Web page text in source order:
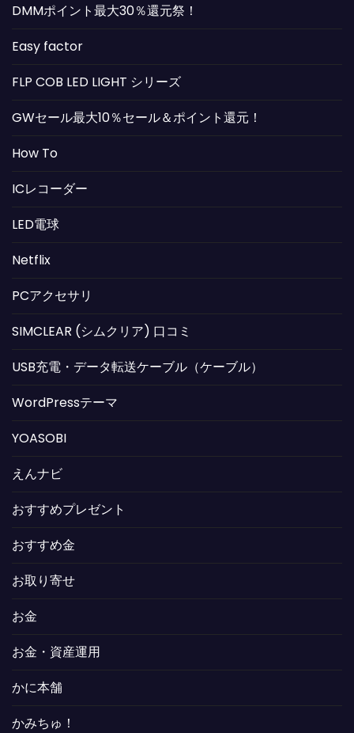
DMMポイント最大30％還元祭！
Easy factor
FLP COB LED LIGHT シリーズ
GWセール最大10％セール＆ポイント還元！
How To
ICレコーダー
LED電球
Netflix
PCアクセサリ
SIMCLEAR (シムクリア) 口コミ
USB充電・データ転送ケーブル（ケーブル）
WordPressテーマ
YOASOBI
えんナビ
おすすめプレゼント
おすすめ金
お取り寄せ
お金
お金・資産運用
かに本舗
かみちゅ！